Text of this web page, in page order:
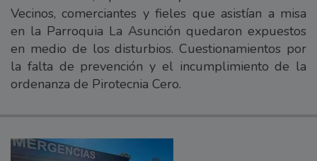
Vecinos, comerciantes y fieles que asistían a misa
en la Parroquia La Asunción quedaron expuestos
en medio de los disturbios. Cuestionamientos por
la falta de prevención y el incumplimiento de la
ordenanza de Pirotecnia Cero.